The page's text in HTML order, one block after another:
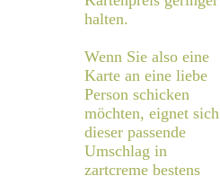
halten.
Wenn Sie also eine
Karte an eine liebe
Person schicken
möchten, eignet sich
dieser passende
Umschlag in
zartcreme bestens